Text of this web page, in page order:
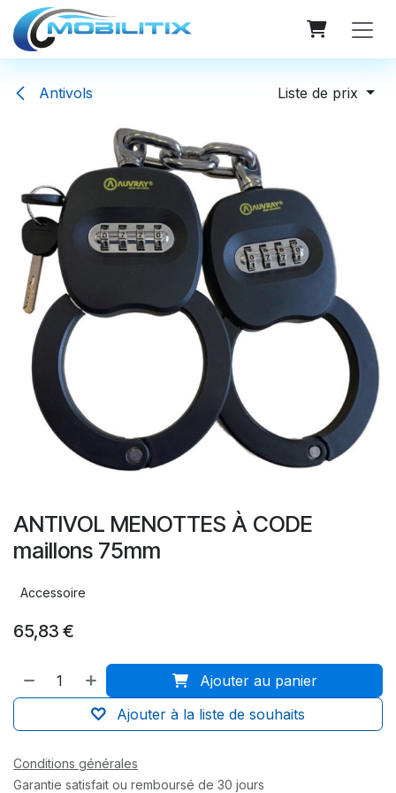
Se rendre au contenu
Antivols Liste de prix
ANTIVOL MENOTTES À CODE
maillons 75mm
Accessoire
65,83 €
Ajouter au panier
Ajouter à la liste de souhaits
Conditions générales
Garantie satisfait ou remboursé de 30 jours